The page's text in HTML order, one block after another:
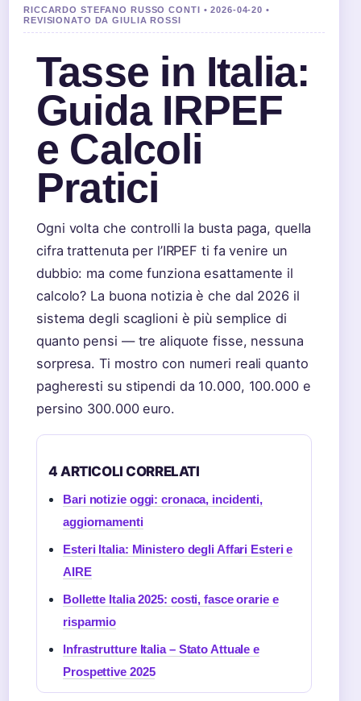
RICCARDO STEFANO RUSSO CONTI • 2026-04-20 •
REVISIONATO DA GIULIA ROSSI
Tasse in Italia:
Guida IRPEF
e Calcoli
Pratici
Ogni volta che controlli la busta paga, quella
cifra trattenuta per l’IRPEF ti fa venire un
dubbio: ma come funziona esattamente il
calcolo? La buona notizia è che dal 2026 il
sistema degli scaglioni è più semplice di
quanto pensi — tre aliquote fisse, nessuna
sorpresa. Ti mostro con numeri reali quanto
pagheresti su stipendi da 10.000, 100.000 e
persino 300.000 euro.
4 ARTICOLI CORRELATI
Bari notizie oggi: cronaca, incidenti,
aggiornamenti
Esteri Italia: Ministero degli Affari Esteri e
AIRE
Bollette Italia 2025: costi, fasce orarie e
risparmio
Infrastrutture Italia – Stato Attuale e
Prospettive 2025